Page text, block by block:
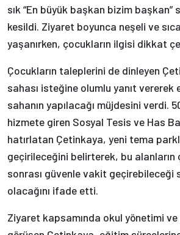
sık “En büyük başkan bizim başkan”
kesildi. Ziyaret boyunca neşeli ve
yaşanırken, çocukların ilgisi dikkat
Çocukların taleplerini de dinleyen
sahası isteğine olumlu yanıt vererek
sahanın yapılacağı müjdesini verdi.
hizmete giren Sosyal Tesis ve Has
hatırlatan Çetinkaya, yeni tema
geçirileceğini belirterek, bu alanların
sonrası güvenle vakit geçirebileceği
olacağını ifade etti.
Ziyaret kapsamında okul yönetimi